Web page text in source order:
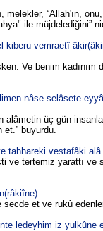
“Allah'ın,
ile müjdelediğini”
vemraetî
Ve benim kadınım
nâse selâsete
alâmetin üç gün
buyurdu.
tahhareki vestafâki alâ
tertemiz yarattı ve
et ve rukû
ledeyhim iz yulkûne